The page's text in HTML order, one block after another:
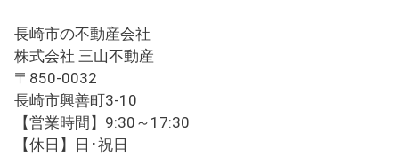
長崎市の不動産会社
株式会社 三山不動産
〒850-0032
長崎市興善町3-10
【営業時間】9:30～17:30
【休日】日･祝日